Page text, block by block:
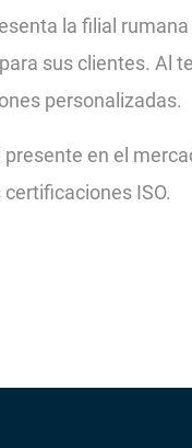
la filial
sus clientes. Al
personalizadas.
en el
ISO.